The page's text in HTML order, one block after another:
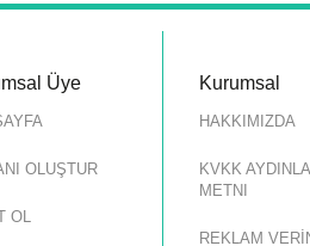
Üye
OLUŞTUR
OL
Kurumsal
HAKKIMIZDA
KVKK
METNI
REKLAM